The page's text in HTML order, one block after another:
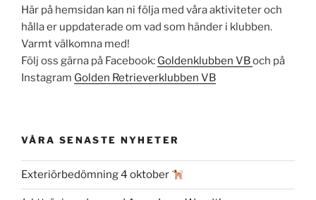
Här på hemsidan kan ni följa med våra aktiviteter och
hålla er uppdaterade om vad som händer i klubben.
Varmt välkomna med!
Följ oss gärna på Facebook: Goldenklubben VBoch på
Instagram Golden Retrieverklubben VB
VÅRA SENASTE NYHETER
Exteriörbedömning 4 oktober